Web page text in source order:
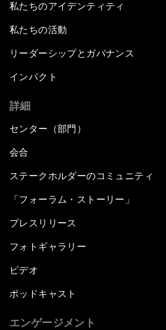
私たちのアイデンティティ
私たちの活動
リーダーシップとガバナンス
インパクト
詳細
センター（部門）
会合
ステークホルダーのコミュニティ
「フォーラム・ストーリー」
プレスリリース
フォトギャラリー
ビデオ
ポッドキャスト
エンゲージメント